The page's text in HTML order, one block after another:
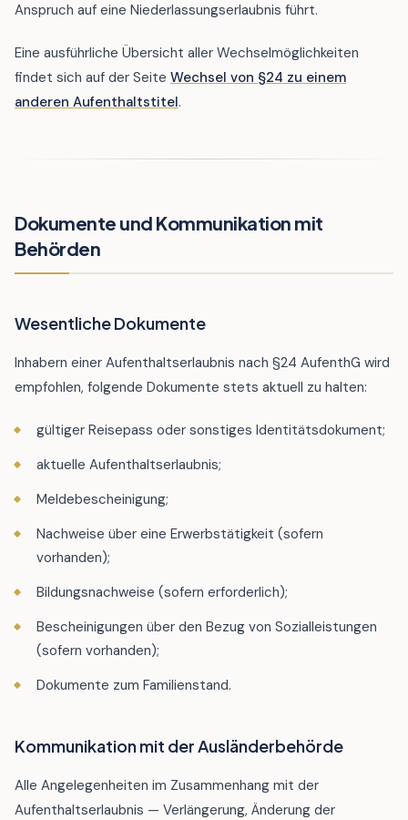
Anspruch auf eine Niederlassungserlaubnis führt.
Eine ausführliche Übersicht aller Wechselmöglichkeiten
findet sich auf der Seite Wechsel von §24 zu einem
anderen Aufenthaltstitel.
Dokumente und Kommunikation mit
Behörden
Wesentliche Dokumente
Inhabern einer Aufenthaltserlaubnis nach §24 AufenthG wird
empfohlen, folgende Dokumente stets aktuell zu halten:
gültiger Reisepass oder sonstiges Identitätsdokument;
aktuelle Aufenthaltserlaubnis;
Meldebescheinigung;
Nachweise über eine Erwerbstätigkeit (sofern
vorhanden);
Bildungsnachweise (sofern erforderlich);
Bescheinigungen über den Bezug von Sozialleistungen
(sofern vorhanden);
Dokumente zum Familienstand.
Kommunikation mit der Ausländerbehörde
Alle Angelegenheiten im Zusammenhang mit der
Aufenthaltserlaubnis — Verlängerung, Änderung der